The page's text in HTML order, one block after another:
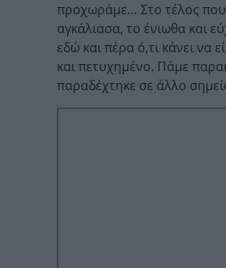
προχωράμε… Στο τέλος
αγκάλιασα, το ένιωθα και
εδώ και πέρα ό,τι κάνει να
και πετυχημένο. Πάμε
παραδέχτηκε σε άλλο